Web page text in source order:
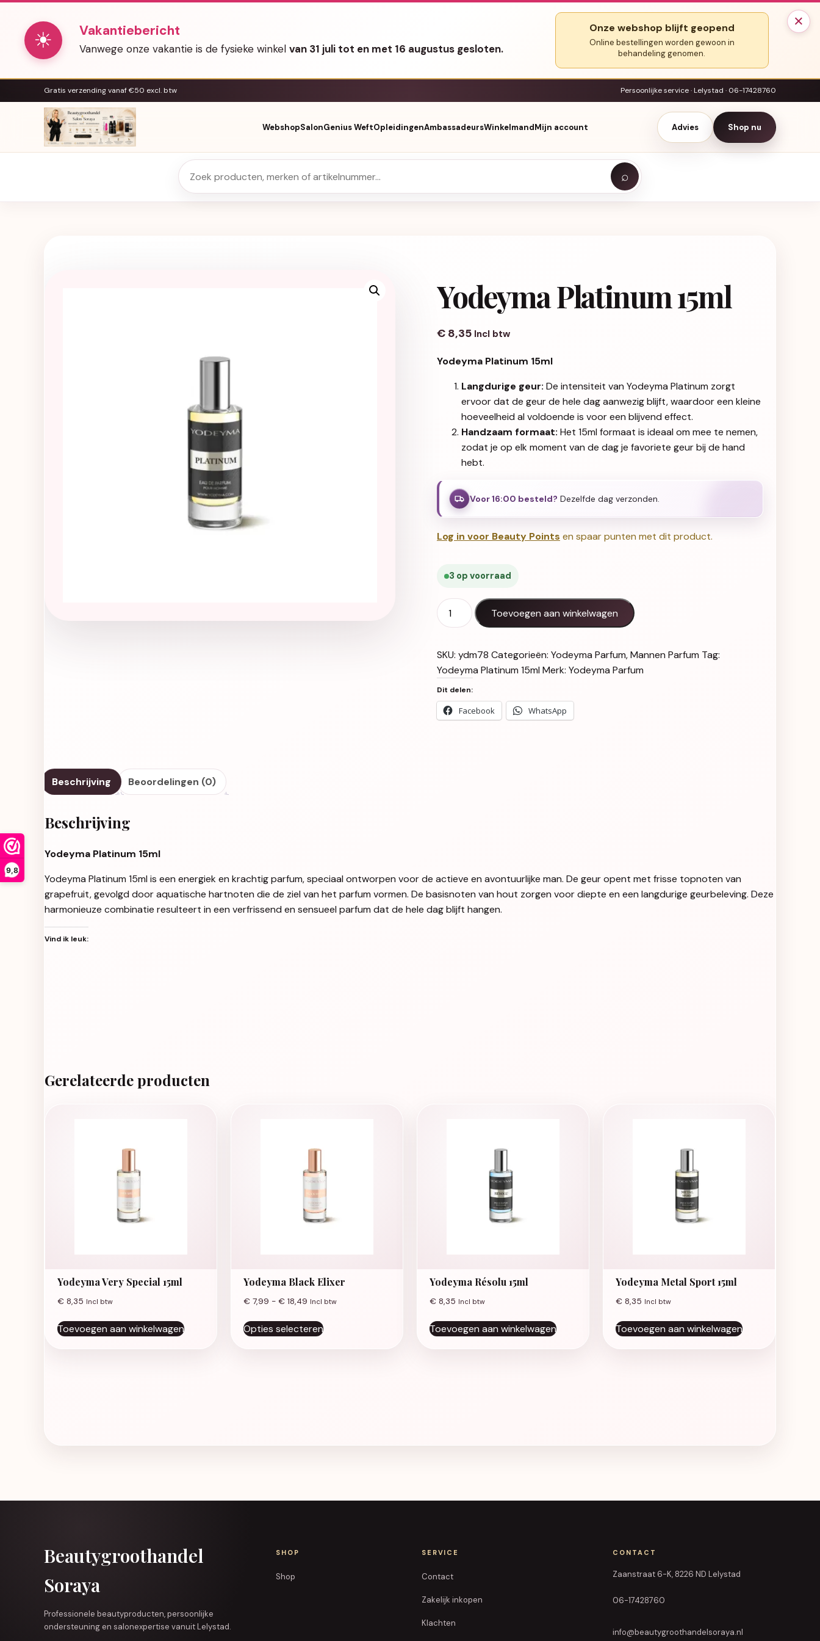
9,8
×
☀ Vakantiebericht
Vanwege onze vakantie is de fysieke winkel van 31 juli tot en met 16 augustus gesloten.
Onze webshop blijft geopend
Online bestellingen worden gewoon in
behandeling genomen.
Gratis verzending vanaf €50 excl. btw Persoonlijke service · Lelystad · 06-17428760
WebshopSalonGenius WeftOpleidingenAmbassadeursWinkelmandMijn account Advies Shop nu
⌕
Yodeyma Platinum 15ml
€8,35 Incl btw
Yodeyma Platinum 15ml
Langdurige geur: De intensiteit van Yodeyma Platinum zorgt
ervoor dat de geur de hele dag aanwezig blijft, waardoor een kleine
hoeveelheid al voldoende is voor een blijvend effect.
Handzaam formaat: Het 15ml formaat is ideaal om mee te nemen,
zodat je op elk moment van de dag je favoriete geur bij de hand
hebt.
Voor 16:00 besteld? Dezelfde dag verzonden.
Log in voor Beauty Points en spaar punten met dit product.
3 op voorraad
Yodeyma Platinum 15ml aantal
Toevoegen aan winkelwagen
SKU: ydm78 Categorieën: Yodeyma Parfum,Mannen Parfum Tag:
Yodeyma Platinum 15mlMerk: Yodeyma Parfum
Dit delen:
Facebook WhatsApp
Beschrijving Beoordelingen (0)
Beschrijving
Yodeyma Platinum 15ml
Yodeyma Platinum 15ml is een energiek en krachtig parfum, speciaal ontworpen voor de actieve en avontuurlijke man. De geur opent met frisse topnoten van
grapefruit, gevolgd door aquatische hartnoten die de ziel van het parfum vormen. De basisnoten van hout zorgen voor diepte en een langdurige geurbeleving. Deze
harmonieuze combinatie resulteert in een verfrissend en sensueel parfum dat de hele dag blijft hangen.
Vind ik leuk:
Gerelateerde producten
Yodeyma Very Special 15ml
€ 8,35 Incl btw
Toevoegen aan winkelwagen
Yodeyma Black Elixer
€ 7,99 - € 18,49 Prijsklasse: € 7,99 tot € 18,49
Incl btw
Opties selecteren
Dit product heeft meerdere variaties. Deze optie kan gekozen worden op de productpagina
Yodeyma Résolu 15ml
€ 8,35 Incl btw
Toevoegen aan winkelwagen
Yodeyma Metal Sport 15ml
€ 8,35 Incl btw
Toevoegen aan winkelwagen
Beautygroothandel
Soraya
Professionele beautyproducten, persoonlijke
ondersteuning en salonexpertise vanuit Lelystad.
SHOP
Shop
SERVICE
Contact
Zakelijk inkopen
Klachten
CONTACT
Zaanstraat 6-K, 8226 ND Lelystad
06-17428760
info@beautygroothandelsoraya.nl